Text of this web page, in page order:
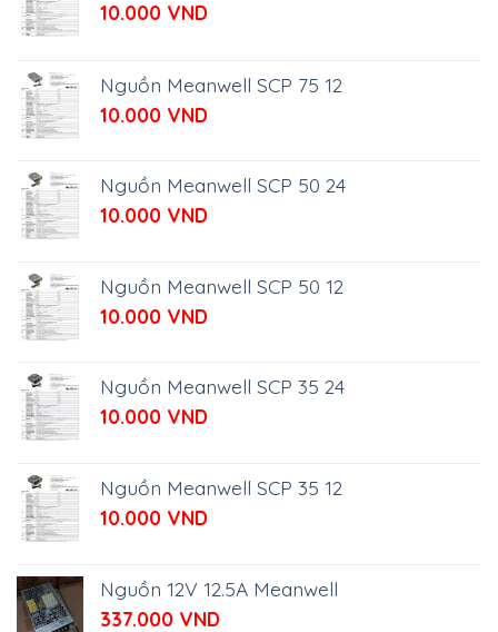
10.000 VND
Nguồn Meanwell SCP 75 12
10.000 VND
Nguồn Meanwell SCP 50 24
10.000 VND
Nguồn Meanwell SCP 50 12
10.000 VND
Nguồn Meanwell SCP 35 24
10.000 VND
Nguồn Meanwell SCP 35 12
10.000 VND
Nguồn 12V 12.5A Meanwell
337.000 VND